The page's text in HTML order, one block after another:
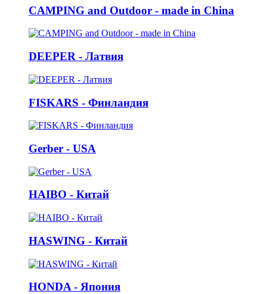
CAMPING and Outdoor - made in China
DEEPER - Латвия
FISKARS - Финландия
Gerber - USA
HAIBO - Китай
HASWING - Китай
HONDA - Япония